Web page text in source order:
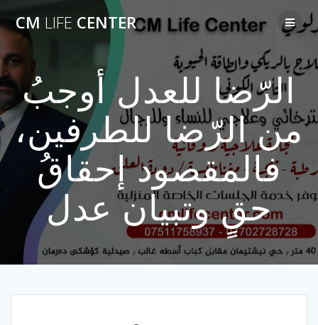
to
content
CM LIFE CENTER
الرّضا للعدل أوجبُ
من الرّضا للطرفين،
فالمقصود إحقاقُ
حقٍ وتبيان عدل